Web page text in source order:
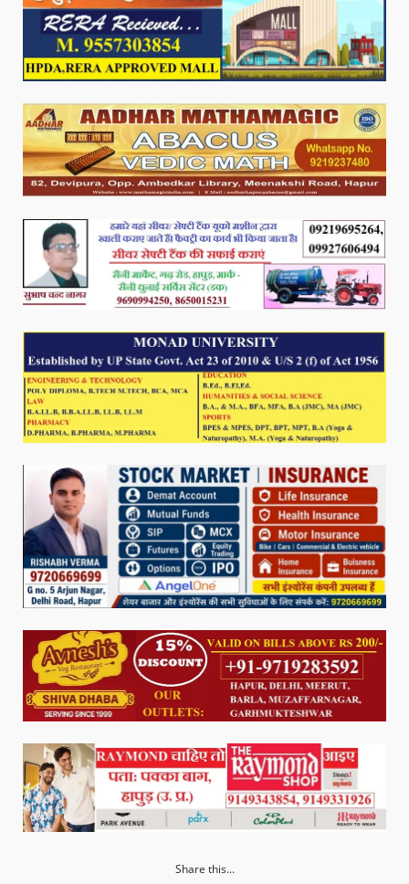
Share this...